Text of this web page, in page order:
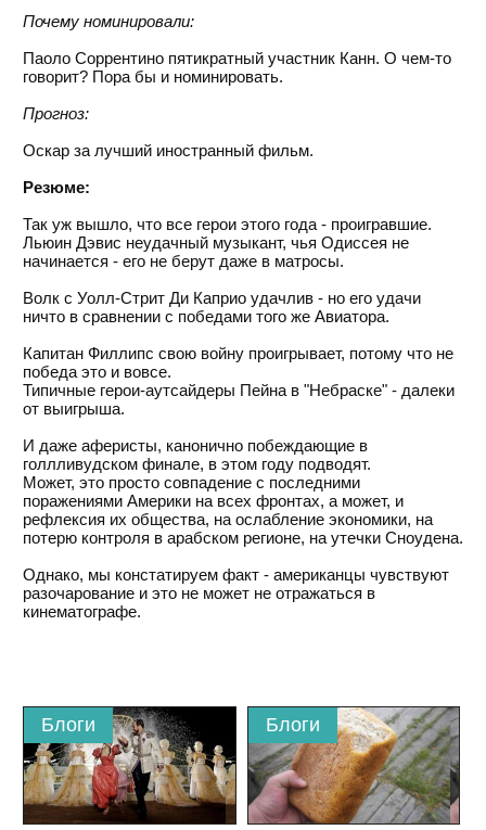
Почему номинировали:
Паоло Соррентино пятикратный участник Канн. О чем-то
говорит? Пора бы и номинировать.
Прогноз:
Оскар за лучший иностранный фильм.
Резюме:
Так уж вышло, что все герои этого года - проигравшие.
Льюин Дэвис неудачный музыкант, чья Одиссея не
начинается - его не берут даже в матросы.
Волк с Уолл-Стрит Ди Каприо удачлив - но его удачи
ничто в сравнении с победами того же Авиатора.
Капитан Филлипс свою войну проигрывает, потому что не
победа это и вовсе.
Типичные герои-аутсайдеры Пейна в "Небраске" - далеки
от выигрыша.
И даже аферисты, канонично побеждающие в
голлливудском финале, в этом году подводят.
Может, это просто совпадение с последними
поражениями Америки на всех фронтах, а может, и
рефлексия их общества, на ослабление экономики, на
потерю контроля в арабском регионе, на утечки Сноудена.
Однако, мы констатируем факт - американцы чувствуют
разочарование и это не может не отражаться в
кинематографе.
Блоги Блоги